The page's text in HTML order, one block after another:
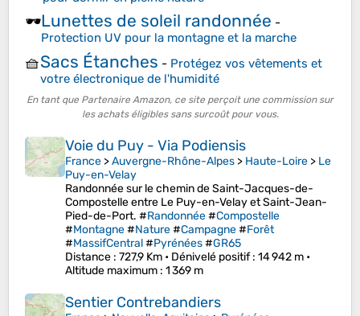
🕶️Lunettes de soleil randonnée -
Protection UV pour la montagne et la marche
🧺Sacs Étanches - Protégez vos vêtements et
votre électronique de l'humidité
En tant que Partenaire Amazon, ce site perçoit une commission sur
les achats éligibles sans surcoût pour vous.
Voie du Puy - Via Podiensis
France >Auvergne-Rhône-Alpes > Haute-Loire > Le
Puy-en-Velay
Randonnée sur le chemin de Saint-Jacques-de-
Compostelle entre Le Puy-en-Velay et Saint-Jean-
Pied-de-Port. #Randonnée#Compostelle
#Montagne#Nature#Campagne#Forêt
#MassifCentral#Pyrénées#GR65
Distance : 727,9 Km • Dénivelé positif: 14 942 m •
Altitude maximum : 1 369 m
Sentier Contrebandiers